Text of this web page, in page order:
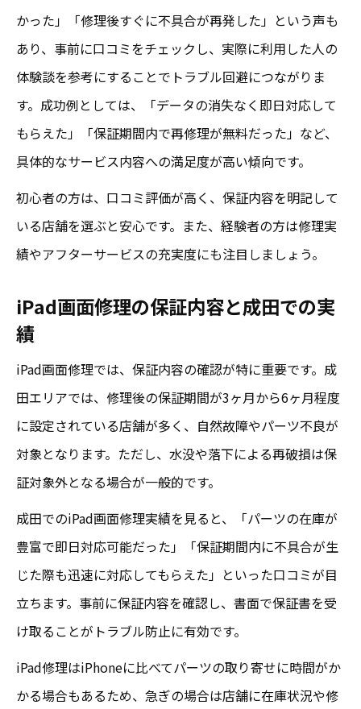
かった」「修理後すぐに不具合が再発した」という声も
あり、事前に口コミをチェックし、実際に利用した人の
体験談を参考にすることでトラブル回避につながりま
す。成功例としては、「データの消失なく即日対応して
もらえた」「保証期間内で再修理が無料だった」など、
具体的なサービス内容への満足度が高い傾向です。
初心者の方は、口コミ評価が高く、保証内容を明記して
いる店舗を選ぶと安心です。また、経験者の方は修理実
績やアフターサービスの充実度にも注目しましょう。
iPad画面修理の保証内容と成田での実
績
iPad画面修理では、保証内容の確認が特に重要です。成
田エリアでは、修理後の保証期間が3ヶ月から6ヶ月程度
に設定されている店舗が多く、自然故障やパーツ不良が
対象となります。ただし、水没や落下による再破損は保
証対象外となる場合が一般的です。
成田でのiPad画面修理実績を見ると、「パーツの在庫が
豊富で即日対応可能だった」「保証期間内に不具合が生
じた際も迅速に対応してもらえた」といった口コミが目
立ちます。事前に保証内容を確認し、書面で保証書を受
け取ることがトラブル防止に有効です。
iPad修理はiPhoneに比べてパーツの取り寄せに時間がか
かる場合もあるため、急ぎの場合は店舗に在庫状況や修